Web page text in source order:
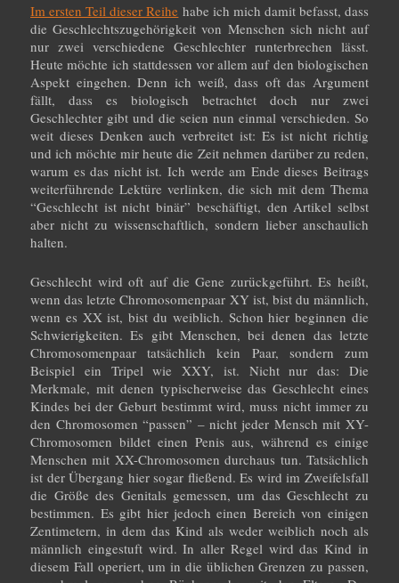
Im ersten Teil dieser Reihe habe ich mich damit befasst, dass
die Geschlechtszugehörigkeit von Menschen sich nicht auf
nur zwei verschiedene Geschlechter runterbrechen lässt.
Heute möchte ich stattdessen vor allem auf den biologischen
Aspekt eingehen. Denn ich weiß, dass oft das Argument
fällt, dass es biologisch betrachtet doch nur zwei
Geschlechter gibt und die seien nun einmal verschieden. So
weit dieses Denken auch verbreitet ist: Es ist nicht richtig
und ich möchte mir heute die Zeit nehmen darüber zu reden,
warum es das nicht ist. Ich werde am Ende dieses Beitrags
weiterführende Lektüre verlinken, die sich mit dem Thema
“Geschlecht ist nicht binär” beschäftigt, den Artikel selbst
aber nicht zu wissenschaftlich, sondern lieber anschaulich
halten.
Geschlecht wird oft auf die Gene zurückgeführt. Es heißt,
wenn das letzte Chromosomenpaar XY ist, bist du männlich,
wenn es XX ist, bist du weiblich. Schon hier beginnen die
Schwierigkeiten. Es gibt Menschen, bei denen das letzte
Chromosomenpaar tatsächlich kein Paar, sondern zum
Beispiel ein Tripel wie XXY, ist. Nicht nur das: Die
Merkmale, mit denen typischerweise das Geschlecht eines
Kindes bei der Geburt bestimmt wird, muss nicht immer zu
den Chromosomen “passen” – nicht jeder Mensch mit XY-
Chromosomen bildet einen Penis aus, während es einige
Menschen mit XX-Chromosomen durchaus tun. Tatsächlich
ist der Übergang hier sogar fließend. Es wird im Zweifelsfall
die Größe des Genitals gemessen, um das Geschlecht zu
bestimmen. Es gibt hier jedoch einen Bereich von einigen
Zentimetern, in dem das Kind als weder weiblich noch als
männlich eingestuft wird. In aller Regel wird das Kind in
diesem Fall operiert, um in die üblichen Grenzen zu passen,